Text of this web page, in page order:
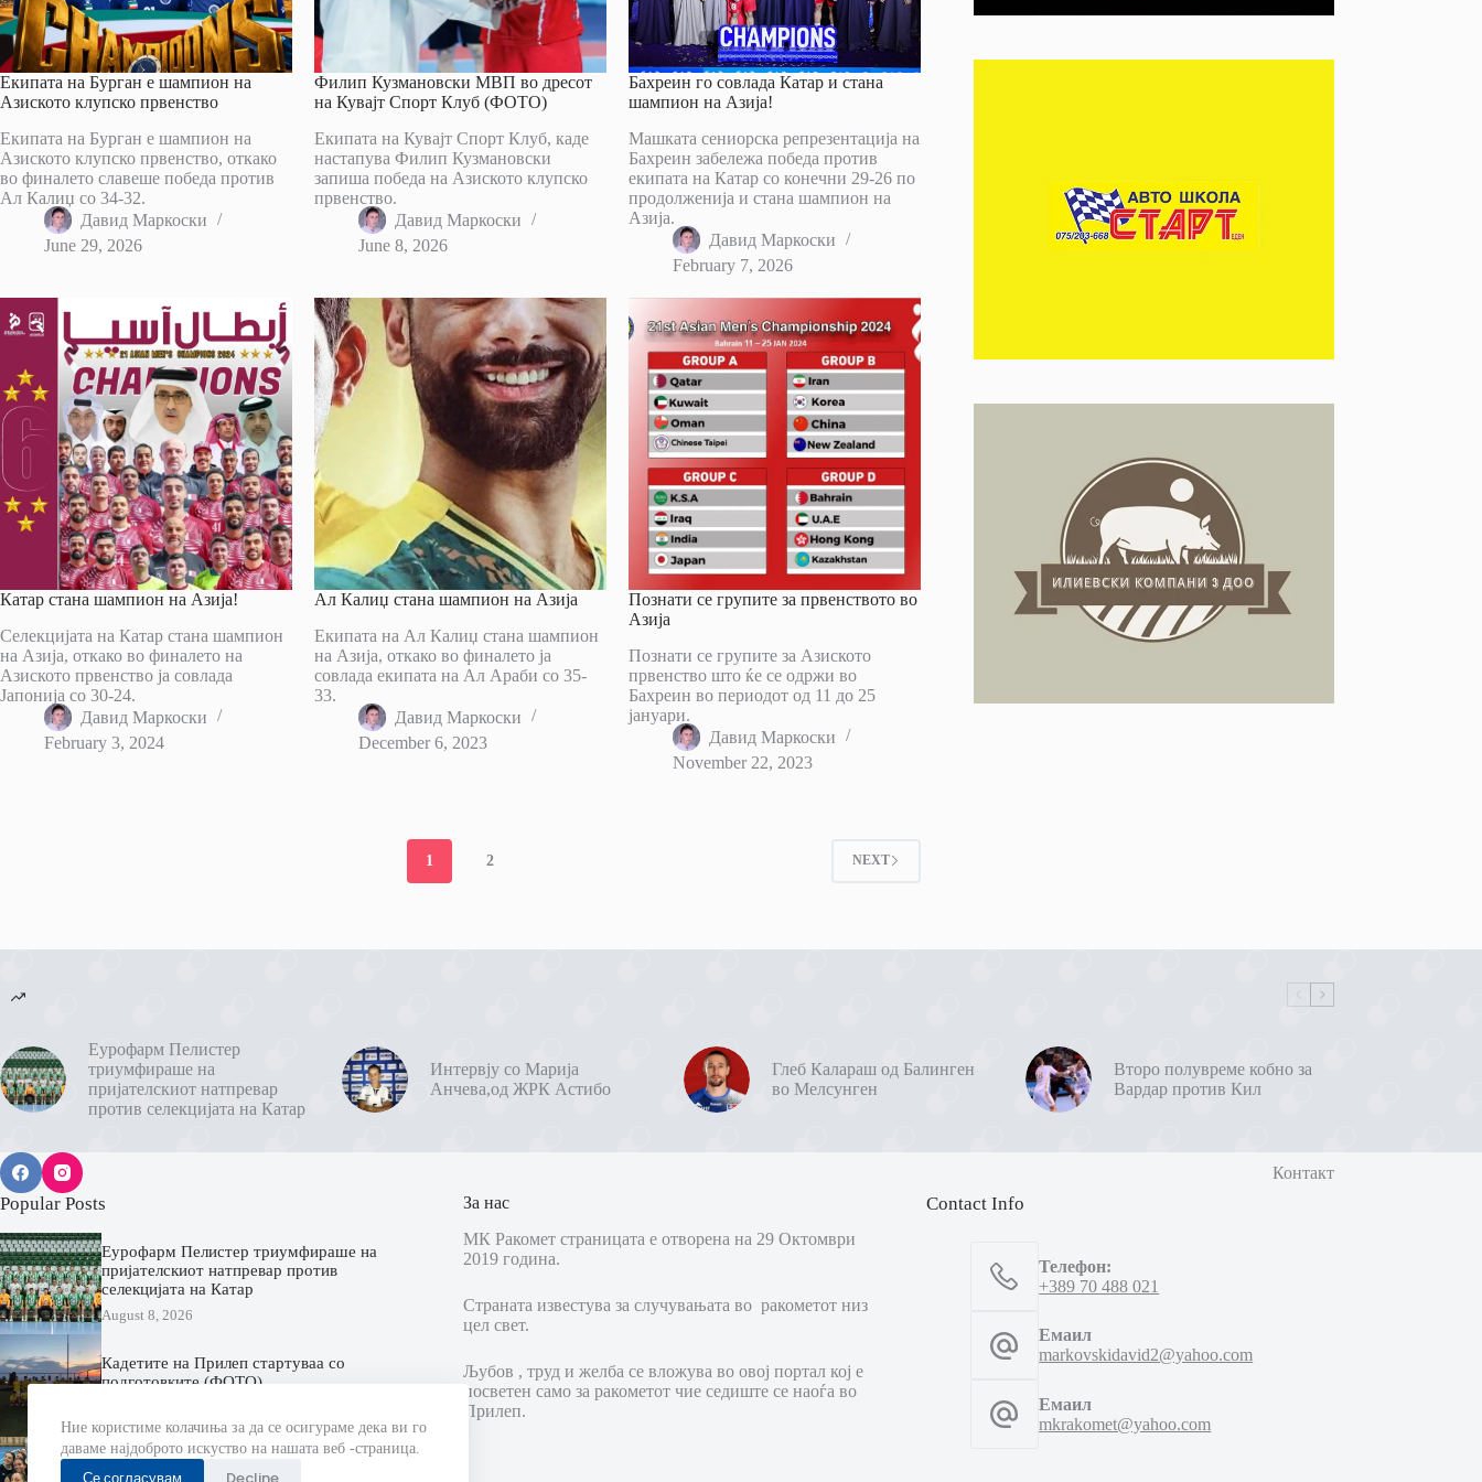
Ние користиме колачиња за да се осигураме дека ви го
даваме најдоброто искуство на нашата веб -страница.
Се согласувам Decline
Екипата на Бурган е шампион на
Азиското клупско првенство
Екипата на Бурган е шампион на
Азиското клупско првенство, откако
во финалето славеше победа против
Ал Калиџ со 34-32.
Давид Маркоски
June 29, 2026
Филип Кузмановски МВП во дресот
на Кувајт Спорт Клуб (ФОТО)
Екипата на Кувајт Спорт Клуб, каде
настапува Филип Кузмановски
запиша победа на Азиското клупско
првенство.
Давид Маркоски
June 8, 2026
Бахреин го совлада Катар и стана
шампион на Азија!
Машката сениорска репрезентација на
Бахреин забележа победа против
екипата на Катар со конечни 29-26 по
продолженија и стана шампион на
Азија.
Давид Маркоски
February 7, 2026
Катар стана шампион на Азија!
Селекцијата на Катар стана шампион
на Азија, откако во финалето на
Азиското првенство ја совлада
Јапонија со 30-24.
Давид Маркоски
February 3, 2024
Ал Калиџ стана шампион на Азија
Екипата на Ал Калиџ стана шампион
на Азија, откако во финалето ја
совлада екипата на Ал Араби со 35-
33.
Давид Маркоски
December 6, 2023
Познати се групите за првенството во
Азија
Познати се групите за Азиското
првенство што ќе се одржи во
Бахреин во периодот од 11 до 25
јануари.
Давид Маркоски
November 22, 2023
1 2 NEXT
Еурофарм Пелистер
триумфираше на
пријателскиот натпревар
против селекцијата на Катар
Интервју со Марија
Анчева,од ЖРК Астибо
Глеб Калараш од Балинген
во Мелсунген
Второ полувреме кобно за
Вардар против Кил
Контакт
Popular Posts
Еурофарм Пелистер триумфираше на
пријателскиот натпревар против
селекцијата на Катар
August 8, 2026
Кадетите на Прилеп стартуваа со
подготовките (ФОТО)
Екипата на Чаир стартуваше со
За нас
МК Ракомет страницата е отворена на 29 Октомври
2019 година.
Страната известува за случувањата во ракометот низ
цел свет.
Љубов , труд и желба се вложува во овој портал кој е
посветен само за ракометот чие седиште се наоѓа во
Прилеп.
Contact Info
Телефон:
+389 70 488 021
Емаил
markovskidavid2@yahoo.com
Емаил
mkrakomet@yahoo.com